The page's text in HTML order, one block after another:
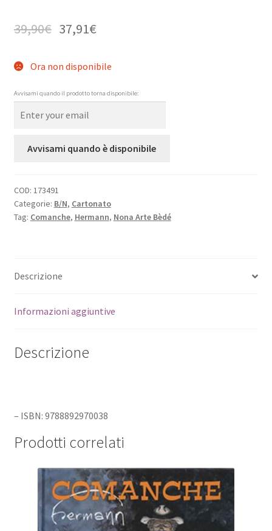
39,90€ 37,91€
Ora non disponibile
Avvisami quando il prodotto torna disponibile:
Avvisami quando è disponibile
COD: 173491
Categorie: B/N, Cartonato
Tag: Comanche, Hermann, Nona Arte Bèdé
Descrizione
Informazioni aggiuntive
Descrizione
– ISBN: 9788892970038
Prodotti correlati